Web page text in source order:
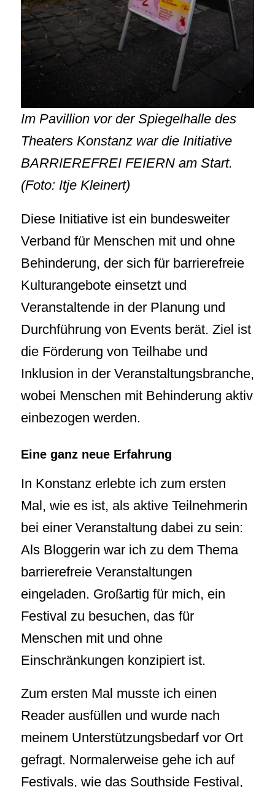
Im Pavillion vor der Spiegelhalle des
Theaters Konstanz war die Initiative
BARRIEREFREI FEIERN am Start.
(Foto: Itje Kleinert)
Diese Initiative ist ein bundesweiter
Verband für Menschen mit und ohne
Behinderung, der sich für barrierefreie
Kulturangebote einsetzt und
Veranstaltende in der Planung und
Durchführung von Events berät. Ziel ist
die Förderung von Teilhabe und
Inklusion in der Veranstaltungsbranche,
wobei Menschen mit Behinderung aktiv
einbezogen werden.
Eine ganz neue Erfahrung
In Konstanz erlebte ich zum ersten
Mal, wie es ist, als aktive Teilnehmerin
bei einer Veranstaltung dabei zu sein:
Als Bloggerin war ich zu dem Thema
barrierefreie Veranstaltungen
eingeladen. Großartig für mich, ein
Festival zu besuchen, das für
Menschen mit und ohne
Einschränkungen konzipiert ist.
Zum ersten Mal musste ich einen
Reader ausfüllen und wurde nach
meinem Unterstützungsbedarf vor Ort
gefragt. Normalerweise gehe ich auf
Festivals, wie das Southside Festival,